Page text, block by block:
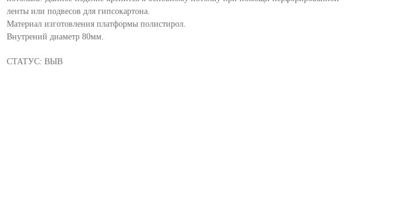
ленты или подвесов для гипсокартона.
Материал изготовления платформы полистирол.
Внутрений диаметр 80мм.
СТАТУС: ВЫВ